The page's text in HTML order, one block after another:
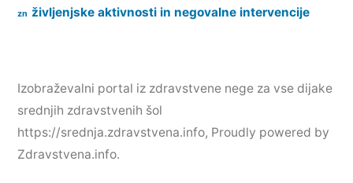
zn življenjske aktivnosti in negovalne intervencije
Izobraževalni portal iz zdravstvene nege za vse dijake
srednjih zdravstvenih šol
https://srednja.zdravstvena.info, Proudly powered by
Zdravstvena.info.